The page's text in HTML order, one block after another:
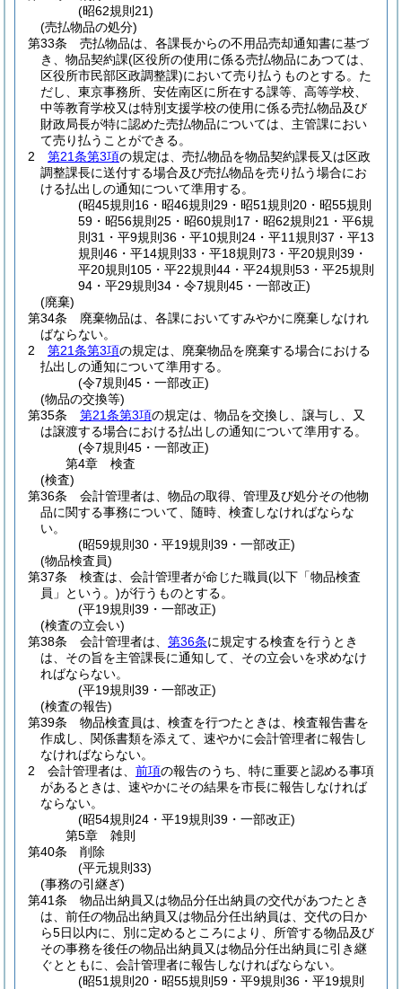
(昭62規則21)
(売払物品の処分)
第33条
売払物品は、各課長からの不用品売却通知書に基づ
き、物品契約課(区役所の使用に係る売払物品にあつては、
区役所市民部区政調整課)において売り払うものとする。 た
だし、東京事務所、安佐南区に所在する課等、高等学校、
中等教育学校又は特別支援学校の使用に係る売払物品及び
財政局長が特に認めた売払物品については、主管課におい
て売り払うことができる。
2
第21条第3項の規定は、売払物品を物品契約課長又は区政
調整課長に送付する場合及び売払物品を売り払う場合にお
ける払出しの通知について準用する。
(昭45規則16・昭46規則29・昭51規則20・昭55規則
59・昭56規則25・昭60規則17・昭62規則21・平6規
則31・平9規則36・平10規則24・平11規則37・平13
規則46・平14規則33・平18規則73・平20規則39・
平20規則105・平22規則44・平24規則53・平25規則
94・平29規則34・令7規則45・一部改正)
(廃棄)
第34条
廃棄物品は、各課においてすみやかに廃棄しなけれ
ばならない。
2
第21条第3項の規定は、廃棄物品を廃棄する場合における
払出しの通知について準用する。
(令7規則45・一部改正)
(物品の交換等)
第35条
第21条第3項の規定は、物品を交換し、譲与し、又
は譲渡する場合における払出しの通知について準用する。
(令7規則45・一部改正)
第4章
検査
(検査)
第36条
会計管理者は、物品の取得、管理及び処分その他物
品に関する事務について、随時、検査しなければならな
い。
(昭59規則30・平19規則39・一部改正)
(物品検査員)
第37条
検査は、会計管理者が命じた職員(以下「物品検査
員」という。)が行うものとする。
(平19規則39・一部改正)
(検査の立会い)
第38条
会計管理者は、 第36条に規定する検査を行うとき
は、その旨を主管課長に通知して、その立会いを求めなけ
ればならない。
(平19規則39・一部改正)
(検査の報告)
第39条
物品検査員は、検査を行つたときは、検査報告書を
作成し、関係書類を添えて、速やかに会計管理者に報告し
なければならない。
2
会計管理者は、 前項の報告のうち、特に重要と認める事項
があるときは、速やかにその結果を市長に報告しなければ
ならない。
(昭54規則24・平19規則39・一部改正)
第5章
雑則
第40条
削除
(平元規則33)
(事務の引継ぎ)
第41条
物品出納員又は物品分任出納員の交代があつたとき
は、前任の物品出納員又は物品分任出納員は、交代の日か
ら5日以内に、別に定めるところにより、所管する物品及び
その事務を後任の物品出納員又は物品分任出納員に引き継
ぐとともに、会計管理者に報告しなければならない。
(昭51規則20・昭55規則59・平9規則36・平19規則